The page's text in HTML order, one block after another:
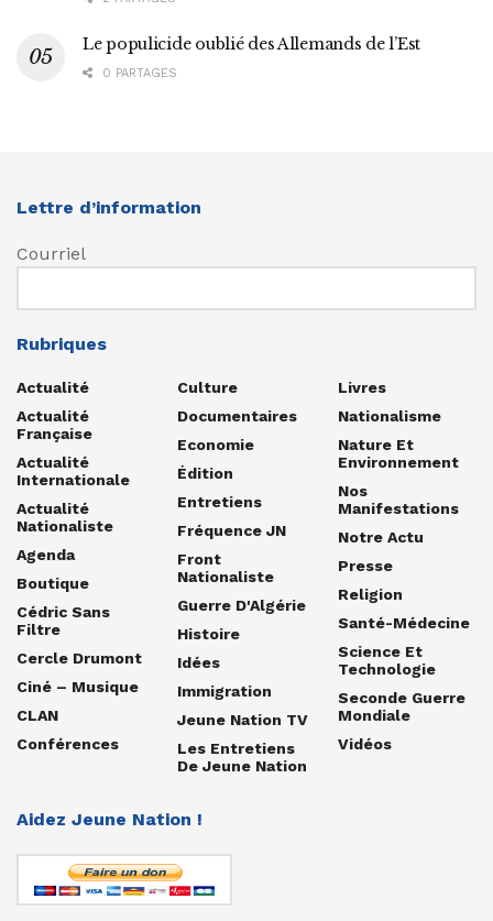
Le populicide oublié des Allemands de l’Est
0 PARTAGES
Lettre d’information
Courriel
Rubriques
Actualité
Actualité
Française
Actualité
Internationale
Actualité
Nationaliste
Agenda
Boutique
Cédric Sans
Filtre
Cercle Drumont
Ciné – Musique
CLAN
Conférences
Culture
Documentaires
Economie
Édition
Entretiens
Fréquence JN
Front
Nationaliste
Guerre D'Algérie
Histoire
Idées
Immigration
Jeune Nation TV
Les Entretiens
De Jeune Nation
Livres
Nationalisme
Nature Et
Environnement
Nos
Manifestations
Notre Actu
Presse
Religion
Santé-Médecine
Science Et
Technologie
Seconde Guerre
Mondiale
Vidéos
Aidez Jeune Nation !